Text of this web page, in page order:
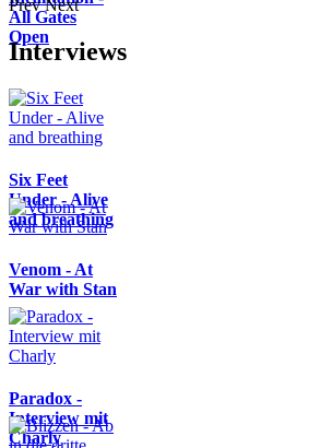
All Gates
Open
Prev Next
Interviews
Six Feet
Under - Alive
and breathing
Venom - At
War with Stan
Paradox -
Interview mit
Charly